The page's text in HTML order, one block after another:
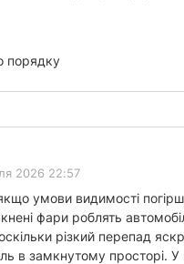
порядку
2026 22:57
умови видимості
фари роблять
різкий перепад
в замкнутому